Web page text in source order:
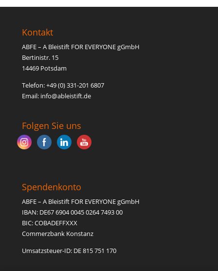
Kontakt
ABFE – A Bleistift FOR EVERYONE gGmbH
Bertinistr. 15
14469 Potsdam
Telefon: +49 (0) 331-201 6807
Email: info@ableistift.de
Folgen Sie uns
Spendenkonto
ABFE – A Bleistift FOR EVERYONE gGmbH
IBAN: DE67 6904 0045 0264 7493 00
BIC: COBADEFFXXX
Commerzbank Konstanz
Umsatzsteuer-ID: DE 815 751 170